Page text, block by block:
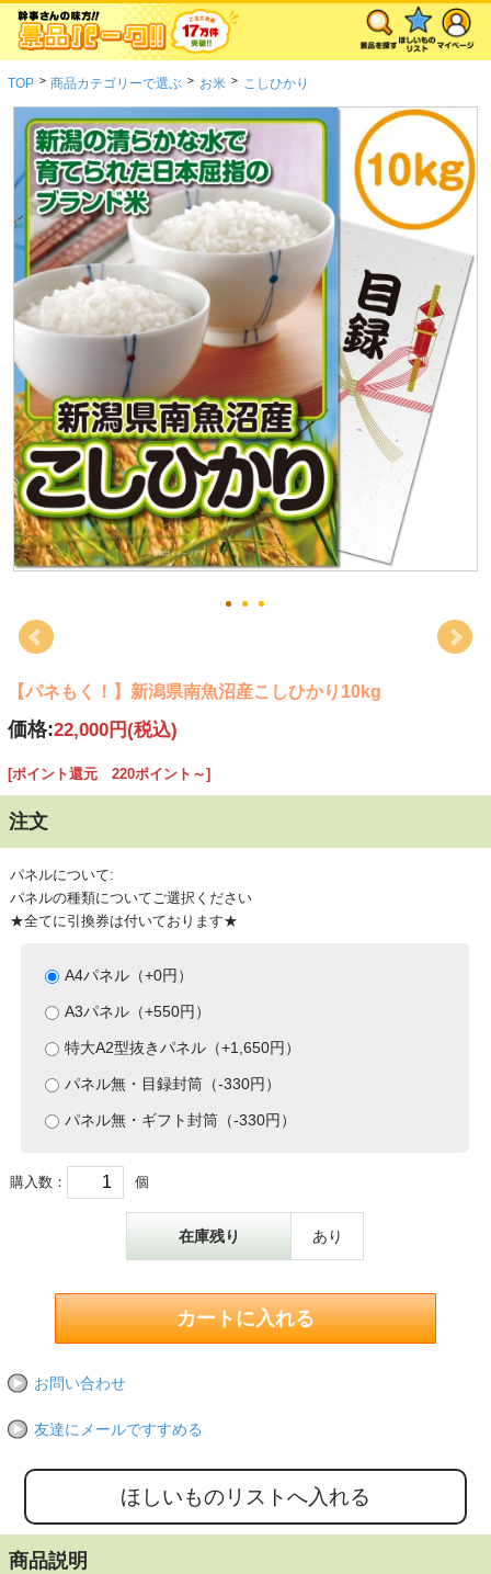
TOP > 商品カテゴリーで選ぶ > お米 > こしひかり
【パネもく！】新潟県南魚沼産こしひかり10kg
価格:22,000円(税込)
[ポイント還元 220ポイント～]
注文
パネルについて:
パネルの種類についてご選択ください
★全てに引換券は付いております★
A4パネル（+0円）
A3パネル（+550円）
特大A2型抜きパネル（+1,650円）
パネル無・目録封筒（-330円）
パネル無・ギフト封筒（-330円）
購入数： 個
在庫残り あり
お問い合わせ
友達にメールですすめる
商品説明